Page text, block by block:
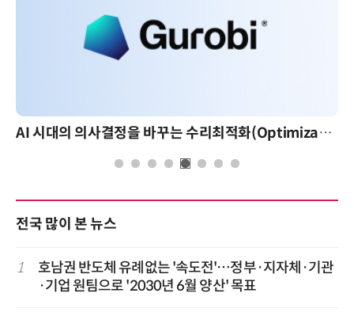
AI 핀옵스 실전 세미나: 폭증하는 AI 토큰 비용 관리 전략
전국 많이 본 뉴스
1
호남권 반도체 유례없는 '속도전'…정부·지자체·기관
·기업 원팀으로 '2030년 6월 양산' 목표